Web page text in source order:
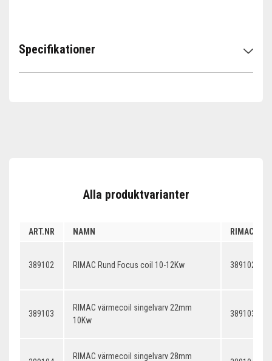
Specifikationer
Alla produktvarianter
ART.NR NAMN RIMAC
389102 RIMAC Rund Focus coil 10-12Kw 389102 -
389103
RIMAC värmecoil singelvarv 22mm
10Kw
389103 -
RIMAC värmecoil singelvarv 28mm